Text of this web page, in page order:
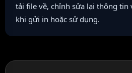
tải file về, chỉnh sửa lại thông tin
khi gửi in hoặc sử dụng.